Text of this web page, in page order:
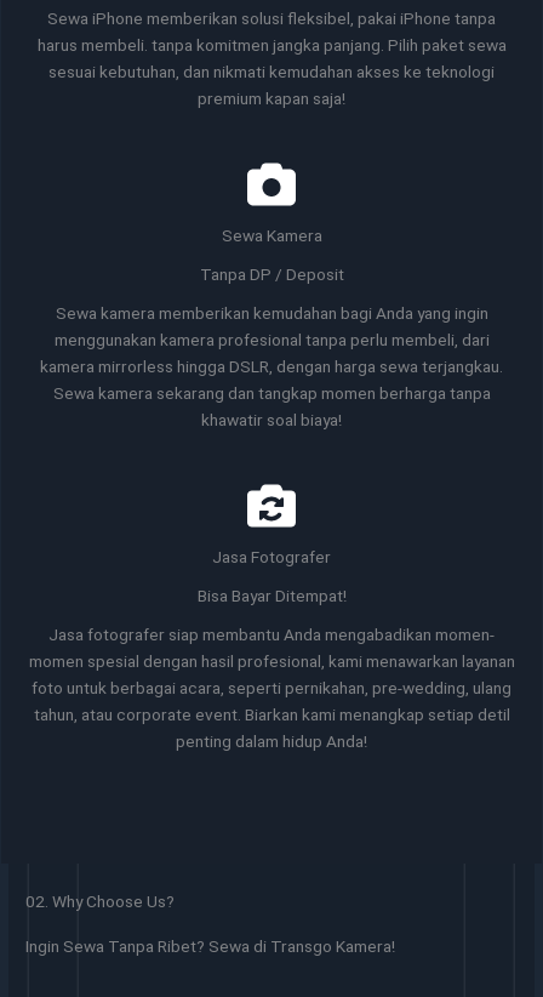
Sewa iPhone memberikan solusi fleksibel, pakai iPhone tanpa
harus membeli. tanpa komitmen jangka panjang. Pilih paket sewa
sesuai kebutuhan, dan nikmati kemudahan akses ke teknologi
premium kapan saja!
Sewa Kamera
Tanpa DP / Deposit
Sewa kamera memberikan kemudahan bagi Anda yang ingin
menggunakan kamera profesional tanpa perlu membeli, dari
kamera mirrorless hingga DSLR, dengan harga sewa terjangkau.
Sewa kamera sekarang dan tangkap momen berharga tanpa
khawatir soal biaya!
Jasa Fotografer
Bisa Bayar Ditempat!
Jasa fotografer siap membantu Anda mengabadikan momen-
momen spesial dengan hasil profesional, kami menawarkan layanan
foto untuk berbagai acara, seperti pernikahan, pre-wedding, ulang
tahun, atau corporate event. Biarkan kami menangkap setiap detil
penting dalam hidup Anda!
02. Why Choose Us?
Ingin Sewa Tanpa Ribet? Sewa di Transgo Kamera!